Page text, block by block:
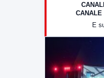
CANALE
E